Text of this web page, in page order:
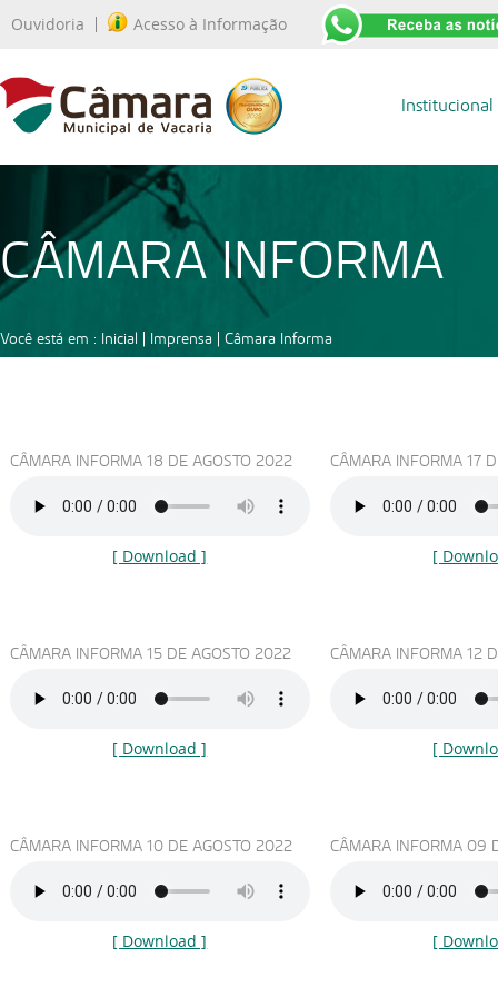
Ouvidoria Acesso à Informação
Institucional
CÂMARA INFORMA
Você está em : Inicial | Imprensa | Câmara Informa
CÂMARA INFORMA 18 DE AGOSTO 2022
[ Download ]
CÂMARA INFORMA 17
[
CÂMARA INFORMA 15 DE AGOSTO 2022
[ Download ]
CÂMARA INFORMA 12
[
CÂMARA INFORMA 10 DE AGOSTO 2022
[ Download ]
CÂMARA INFORMA 09
[